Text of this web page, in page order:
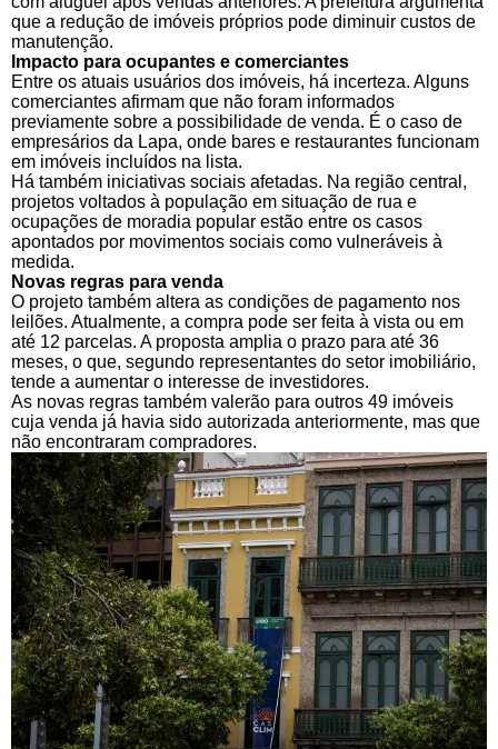
que a redução de imóveis próprios pode diminuir custos de
manutenção.
Impacto para ocupantes e comerciantes
Entre os atuais usuários dos imóveis, há incerteza. Alguns
comerciantes afirmam que não foram informados
previamente sobre a possibilidade de venda. É o caso de
empresários da Lapa, onde bares e restaurantes funcionam
em imóveis incluídos na lista.
Há também iniciativas sociais afetadas. Na região central,
projetos voltados à população em situação de rua e
ocupações de moradia popular estão entre os casos
apontados por movimentos sociais como vulneráveis à
medida.
Novas regras para venda
O projeto também altera as condições de pagamento nos
leilões. Atualmente, a compra pode ser feita à vista ou em
até 12 parcelas. A proposta amplia o prazo para até 36
meses, o que, segundo representantes do setor imobiliário,
tende a aumentar o interesse de investidores.
As novas regras também valerão para outros 49 imóveis
cuja venda já havia sido autorizada anteriormente, mas que
não encontraram compradores.